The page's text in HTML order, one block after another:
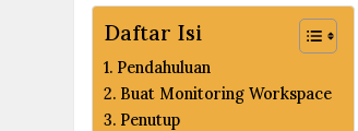
Daftar Isi
Pendahuluan
Buat Monitoring Workspace
Penutup